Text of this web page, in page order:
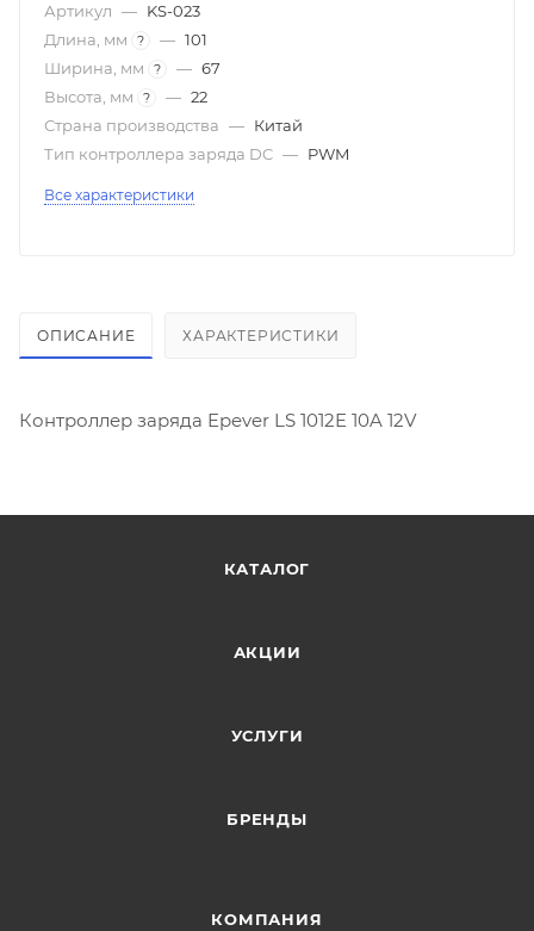
Артикул — KS-023
Длина, мм
? — 101
Ширина, мм
? — 67
Высота, мм
? — 22
Страна производства — Китай
Тип контроллера заряда DC — PWM
Все характеристики
ОПИСАНИЕ ХАРАКТЕРИСТИКИ
Контроллер заряда Epever LS 1012E 10A 12V
КАТАЛОГ
АКЦИИ
УСЛУГИ
БРЕНДЫ
КОМПАНИЯ